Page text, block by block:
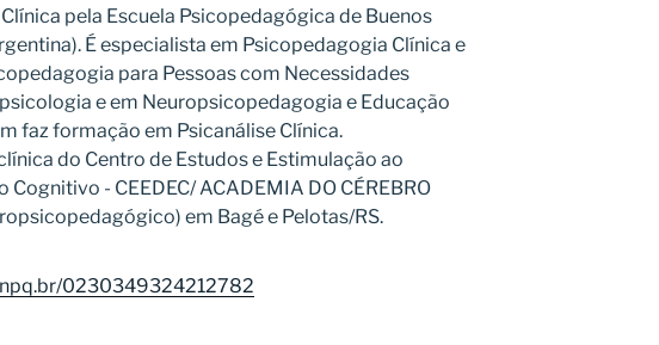
pela Escuela Psicopedagógica de Buenos
É especialista em Psicopedagogia Clínica e
para Pessoas com Necessidades
e em Neuropsicopedagogia e Educação
faz formação em Psicanálise Clínica.
do Centro de Estudos e Estimulação ao
- CEEDEC/ ACADEMIA DO CÉREBRO
em Bagé e Pelotas/RS.
0230349324212782